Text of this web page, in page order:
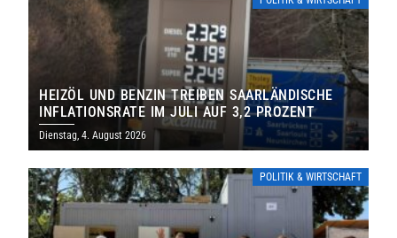
HEIZÖL UND BENZIN TREIBEN SAARLÄNDISCHE
INFLATIONSRATE IM JULI AUF 3,2 PROZENT
Dienstag, 4. August 2026
POLITIK & WIRTSCHAFT